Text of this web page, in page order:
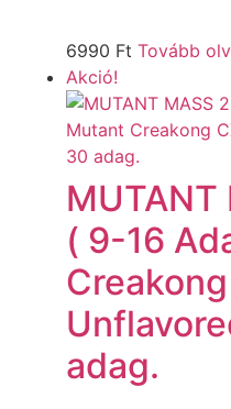
6990 Ft Tovább
Akció!
MUTANT
( 9-16
adag.